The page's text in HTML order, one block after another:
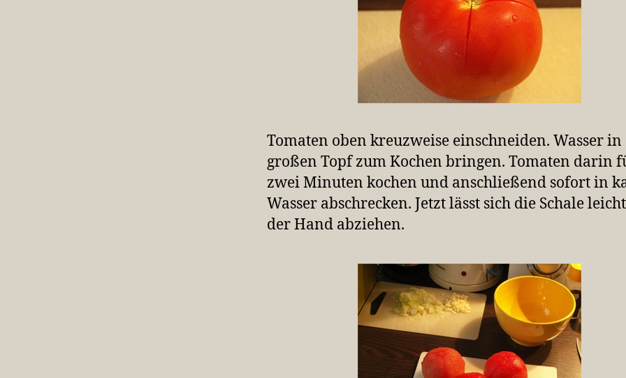
Tomaten oben kreuzweise einschneiden. Wasser
großen Topf zum Kochen bringen. Tomaten darin
zwei Minuten kochen und anschließend sofort in
Wasser abschrecken. Jetzt lässt sich die Schale
der Hand abziehen.